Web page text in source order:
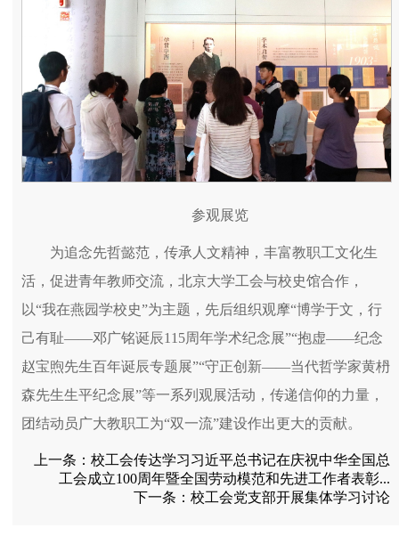
参观展览
为追念先哲懿范，传承人文精神，丰富教职工文化生
活，促进青年教师交流，北京大学工会与校史馆合作，
以“我在燕园学校史”为主题，先后组织观摩“博学于文，行
己有耻——邓广铭诞辰115周年学术纪念展”“抱虚——纪念
赵宝煦先生百年诞辰专题展”“守正创新——当代哲学家黄枬
森先生生平纪念展”等一系列观展活动，传递信仰的力量，
团结动员广大教职工为“双一流”建设作出更大的贡献。
上一条： 校工会传达学习习近平总书记在庆祝中华全国总
工会成立100周年暨全国劳动模范和先进工作者表彰...
下一条： 校工会党支部开展集体学习讨论